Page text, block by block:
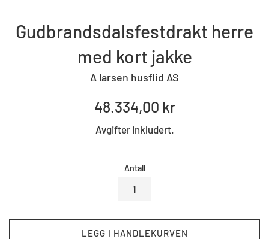
Gudbrandsdalsfestdrakt herre
med kort jakke
A larsen husflid AS
Standard
48.334,00 kr
Avgifter inkludert.
Antall
LEGG I HANDLEKURVEN